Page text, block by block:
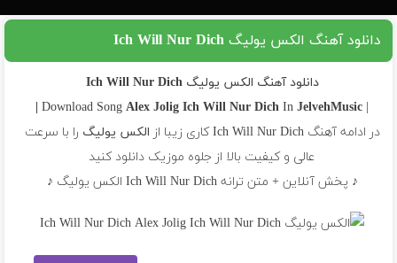
دانلود آهنگ الکس یولیگ Ich Will Nur Dich
دانلود آهنگ الکس یولیگ Ich Will Nur Dich
| Download Song
Alex Jolig Ich Will Nur Dich InJelvehMusic |
در ادامه آهنگ Ich Will Nur Dich کاری زیبا از
الکس یولیگ را با سرعت
عالی و کیفیت بالا از جلوه موزیک دانلود کنید
♪ پخش آنلاین + متن ترانه Ich Will Nur Dich الکس یولیگ ♪